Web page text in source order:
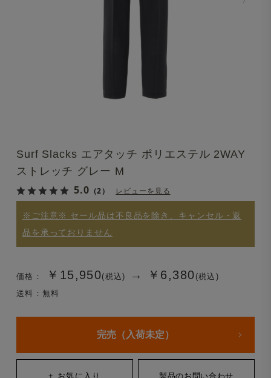
Surf Slacks エアタッチ ポリエステル 2WAY
ストレッチ グレー M
5.0 （2） レビューを見る
※ご注意※ セール品は不良品を除き、キャンセル・返
品を承っておりません
価格： ￥15,950(税込) → ￥6,380 (税込)
送料：無料
完売（入荷未定）